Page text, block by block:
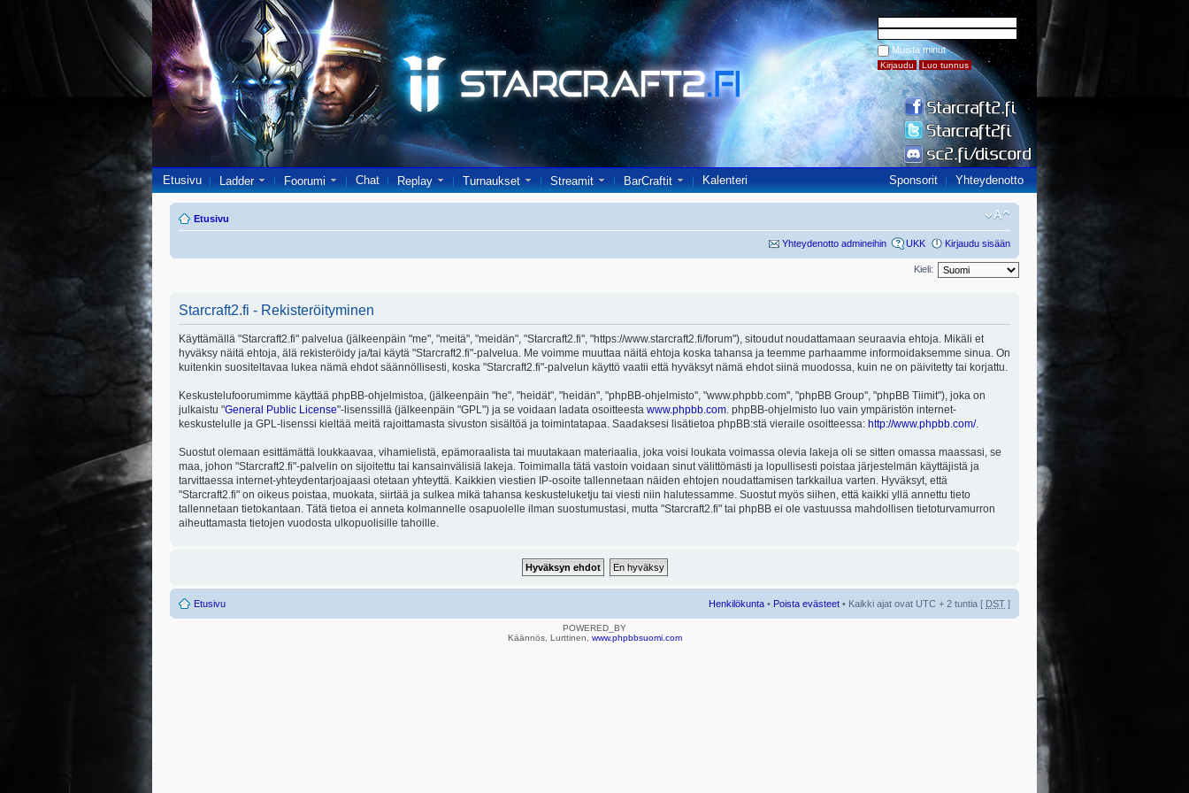
Muista minut
Etusivu Ladder Foorumi Chat Replay Turnaukset Streamit BarCraftit Kalenteri Sponsorit Yhteydenotto
Etusivu
Yhteydenotto admineihin UKK Kirjaudu sisään
Kieli:
Starcraft2.fi - Rekisteröityminen
Käyttämällä "Starcraft2.fi" palvelua (jälkeenpäin "me", "meitä", "meidän", "Starcraft2.fi", "https://www.starcraft2.fi/forum"), sitoudut noudattamaan seuraavia ehtoja. Mikäli et
hyväksy näitä ehtoja, älä rekisteröidy ja/tai käytä "Starcraft2.fi"-palvelua. Me voimme muuttaa näitä ehtoja koska tahansa ja teemme parhaamme informoidaksemme sinua. On
kuitenkin suositeltavaa lukea nämä ehdot säännöllisesti, koska "Starcraft2.fi"-palvelun käyttö vaatii että hyväksyt nämä ehdot siinä muodossa, kuin ne on päivitetty tai korjattu.
Keskustelufoorumimme käyttää phpBB-ohjelmistoa, (jälkeenpäin "he", "heidät", "heidän", "phpBB-ohjelmisto", "www.phpbb.com", "phpBB Group", "phpBB Tiimit"), joka on
julkaistu "General Public License"-lisenssillä (jälkeenpäin "GPL") ja se voidaan ladata osoitteesta www.phpbb.com . phpBB-ohjelmisto luo vain ympäristön internet-
keskustelulle ja GPL-lisenssi kieltää meitä rajoittamasta sivuston sisältöä ja toimintatapaa. Saadaksesi lisätietoa phpBB:stä vieraile osoitteessa: http://www.phpbb.com/.
Suostut olemaan esittämättä loukkaavaa, vihamielistä, epämoraalista tai muutakaan materiaalia, joka voisi loukata voimassa olevia lakeja oli se sitten omassa maassasi, se
maa, johon "Starcraft2.fi"-palvelin on sijoitettu tai kansainvälisiä lakeja. Toimimalla tätä vastoin voidaan sinut välittömästi ja lopullisesti poistaa järjestelmän käyttäjistä ja
tarvittaessa internet-yhteydentarjoajaasi otetaan yhteyttä. Kaikkien viestien IP-osoite tallennetaan näiden ehtojen noudattamisen tarkkailua varten. Hyväksyt, että
"Starcraft2.fi" on oikeus poistaa, muokata, siirtää ja sulkea mikä tahansa keskusteluketju tai viesti niin halutessamme. Suostut myös siihen, että kaikki yllä annettu tieto
tallennetaan tietokantaan. Tätä tietoa ei anneta kolmannelle osapuolelle ilman suostumustasi, mutta "Starcraft2.fi" tai phpBB ei ole vastuussa mahdollisen tietoturvamurron
aiheuttamasta tietojen vuodosta ulkopuolisille tahoille.
Etusivu Henkilökunta • Poista evästeet • Kaikki ajat ovat UTC + 2 tuntia [ DST ]
POWERED_BY
Käännös, Lurttinen, www.phpbbsuomi.com